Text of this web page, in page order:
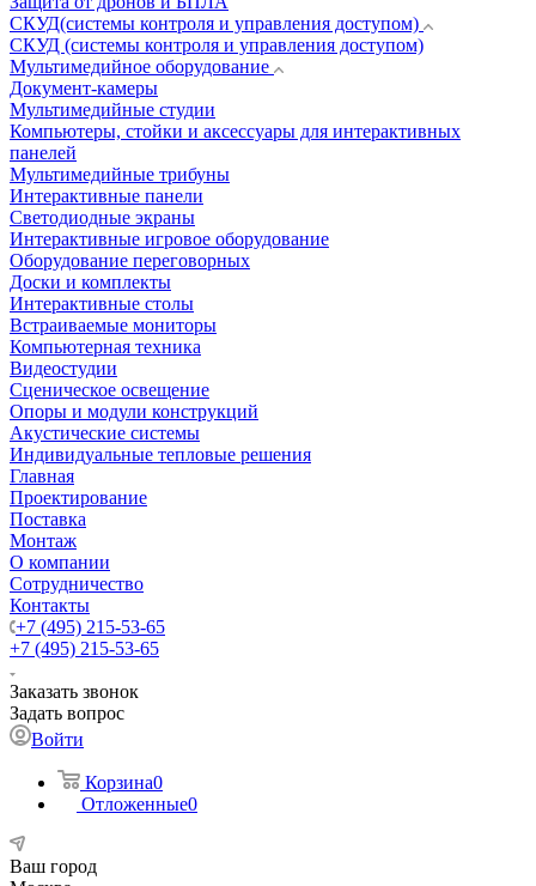
СКУД(системы контроля и управления доступом)
СКУД (системы контроля и управления доступом)
Мультимедийное оборудование
Документ-камеры
Мультимедийные студии
Компьютеры, стойки и аксессуары для интерактивных
панелей
Мультимедийные трибуны
Интерактивные панели
Светодиодные экраны
Интерактивные игровое оборудование
Оборудование переговорных
Доски и комплекты
Интерактивные столы
Встраиваемые мониторы
Компьютерная техника
Видеостудии
Cценическое освещение
Опоры и модули конструкций
Акустические системы
Индивидуальные тепловые решения
Главная
Проектирование
Поставка
Монтаж
О компании
Сотрудничество
Контакты
+7 (495) 215-53-65
+7 (495) 215-53-65
Заказать звонок
Задать вопрос
Войти
Корзина0
Отложенные0
Ваш город